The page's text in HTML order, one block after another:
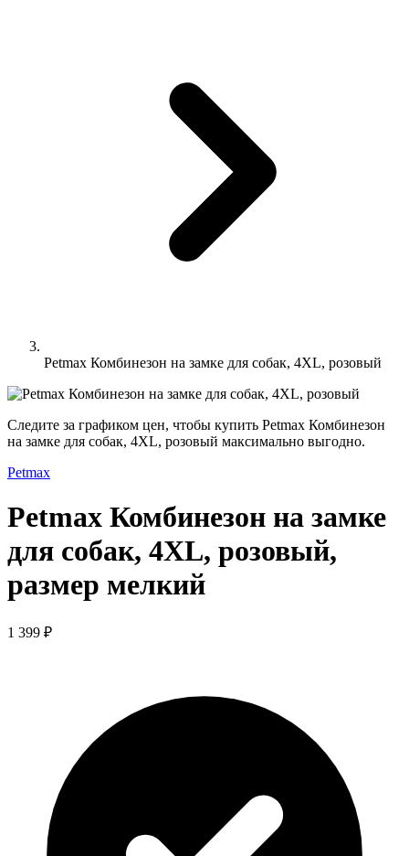
Petmax Комбинезон на замке для собак, 4XL, розовый
Следите за графиком цен, чтобы купить Petmax Комбинезон
на замке для собак, 4XL, розовый максимально выгодно.
Petmax
Petmax Комбинезон на замке
для собак, 4XL, розовый,
размер мелкий
1 399 ₽